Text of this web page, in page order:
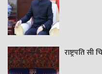
राष्ट्रपति